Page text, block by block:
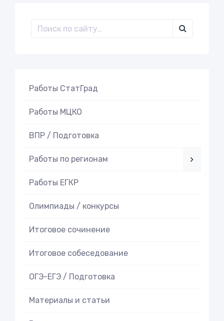
Работы СтатГрад
Работы МЦКО
ВПР / Подготовка
Работы по регионам
Работы ЕГКР
Олимпиады / конкурсы
Итоговое cочинение
Итоговое cобеседование
ОГЭ-ЕГЭ / Подготовка
Материалы и статьи